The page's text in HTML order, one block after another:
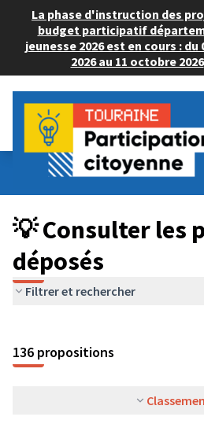
La phase d'instruction des
budget participatif
jeunesse 2026 est en cours :
2026 au 11 octobre 2026
Budget Participatif JEUNESSE 2024
💡 Consulter les projets déposés
💡 Consulter les
déposés
Filtrer et rechercher
136 propositions